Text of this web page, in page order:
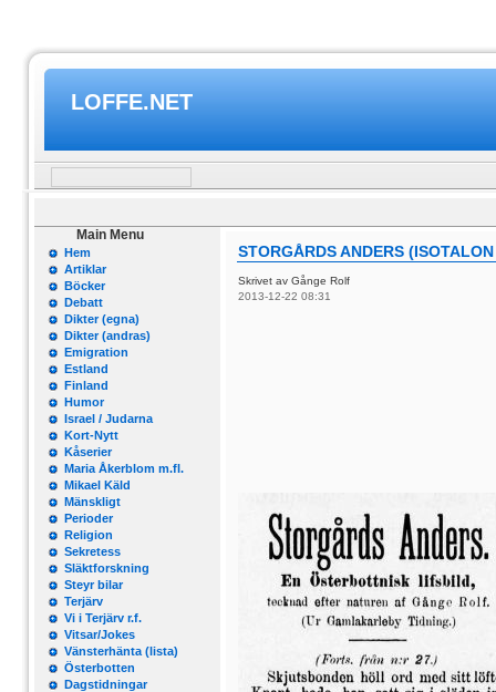
LOFFE.NET
Main Menu
Hem
Artiklar
Böcker
Debatt
Dikter (egna)
Dikter (andras)
Emigration
Estland
Finland
Humor
Israel / Judarna
Kort-Nytt
Kåserier
Maria Åkerblom m.fl.
Mikael Käld
Mänskligt
Perioder
Religion
Sekretess
Släktforskning
Steyr bilar
Terjärv
Vi i Terjärv r.f.
Vitsar/Jokes
Vänsterhänta (lista)
Österbotten
Dagstidningar
STORGÅRDS ANDERS
Skrivet av Gånge Rolf
2013-12-22 08:31